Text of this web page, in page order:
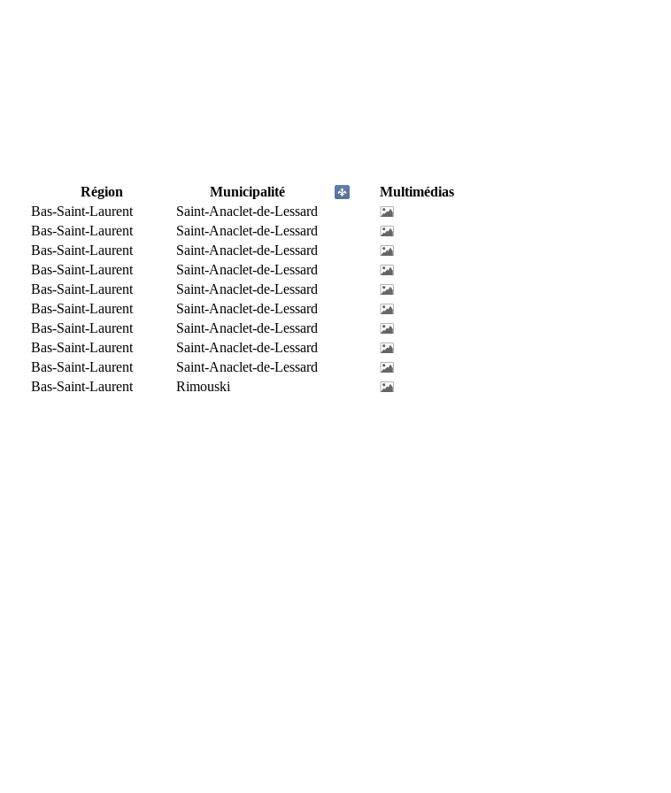
Région Municipalité
Multimédias
Bas-Saint-Laurent
Saint-Anaclet-de-Lessard
Bas-Saint-Laurent
Saint-Anaclet-de-Lessard
Bas-Saint-Laurent
Saint-Anaclet-de-Lessard
Bas-Saint-Laurent
Saint-Anaclet-de-Lessard
Bas-Saint-Laurent
Saint-Anaclet-de-Lessard
Bas-Saint-Laurent
Saint-Anaclet-de-Lessard
Bas-Saint-Laurent
Saint-Anaclet-de-Lessard
Bas-Saint-Laurent
Saint-Anaclet-de-Lessard
Bas-Saint-Laurent
Saint-Anaclet-de-Lessard
Bas-Saint-Laurent Rimouski